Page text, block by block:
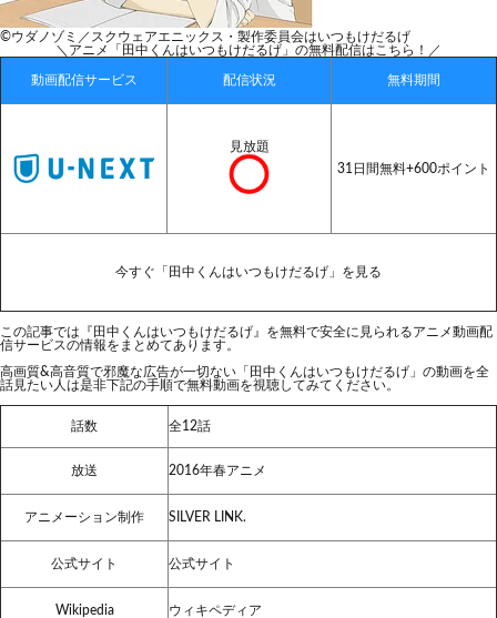
©ウダノゾミ／スクウェアエニックス・製作委員会はいつもけだるげ
＼アニメ「田中くんはいつもけだるげ」の無料配信はこちら！／
動画配信サービス 配信状況 無料期間
見放題
31日間無料+600ポイント
今すぐ「田中くんはいつもけだるげ」を見る
この記事では『田中くんはいつもけだるげ』を無料で安全に見られるアニメ動画配
信サービスの情報をまとめてあります。
高画質&高音質で邪魔な広告が一切ない「田中くんはいつもけだるげ」の動画を全
話見たい人は是非下記の手順で無料動画を視聴してみてください。
話数 全12話
放送 2016年春アニメ
アニメーション制作 SILVER LINK.
公式サイト 公式サイト
Wikipedia ウィキペディア